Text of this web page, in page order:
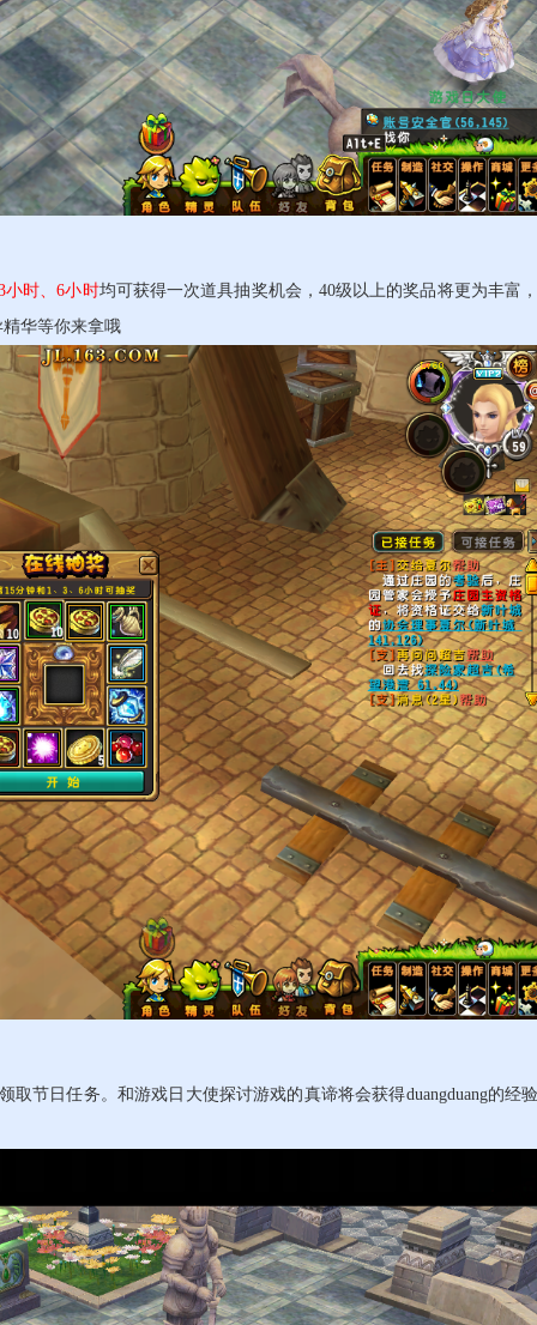
小时、6小时均可获得一次道具抽奖机会，40级以上的奖品将更为丰富
华等你来拿哦
取节日任务。和游戏日大使探讨游戏的真谛将会获得duangduang的经